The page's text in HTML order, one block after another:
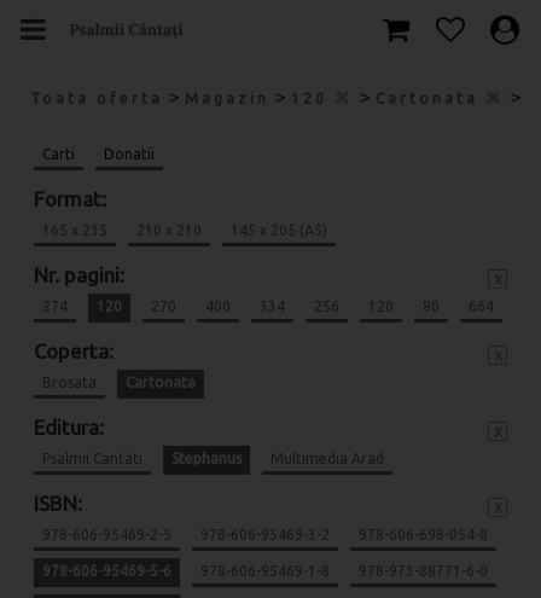
Toata oferta > Magazin > 120 > Cartonata >
Carti Donatii
Format:
165 x 235 210 x 210 145 x 205 (A5)
Nr. pagini:
274 120 270 400 334 256 120 80 664
Coperta:
Brosata Cartonata
Editura:
Psalmii Cantati Stephanus Multimedia Arad
ISBN:
978-606-95469-2-5 978-606-95469-3-2 978-606-698-054-8
978-606-95469-5-6 978-606-95469-1-8 978-973-88771-6-0